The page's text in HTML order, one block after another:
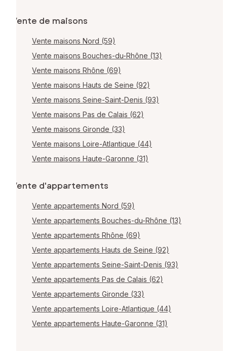
Vente de maisons
Vente maisons Nord (59)
Vente maisons Bouches-du-Rhône (13)
Vente maisons Rhône (69)
Vente maisons Hauts de Seine (92)
Vente maisons Seine-Saint-Denis (93)
Vente maisons Pas de Calais (62)
Vente maisons Gironde (33)
Vente maisons Loire-Atlantique (44)
Vente maisons Haute-Garonne (31)
Vente d'appartements
Vente appartements Nord (59)
Vente appartements Bouches-du-Rhône (13)
Vente appartements Rhône (69)
Vente appartements Hauts de Seine (92)
Vente appartements Seine-Saint-Denis (93)
Vente appartements Pas de Calais (62)
Vente appartements Gironde (33)
Vente appartements Loire-Atlantique (44)
Vente appartements Haute-Garonne (31)